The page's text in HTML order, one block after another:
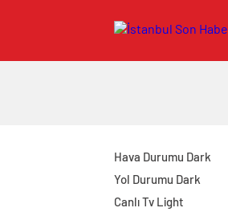
Hava Durumu Dark
Yol Durumu Dark
Canlı Tv Light